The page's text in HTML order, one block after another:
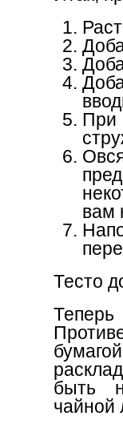
вам
Тесто
быть
чайной